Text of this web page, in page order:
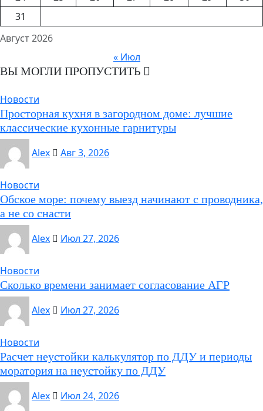
Август 2026
31
« Июл
ВЫ МОГЛИ ПРОПУСТИТЬ
Новости
Просторная кухня в загородном доме: лучшие
классические кухонные гарнитуры
Alex
Авг 3, 2026
Новости
Обское море: почему выезд начинают с проводника,
а не со снасти
Alex
Июл 27, 2026
Новости
Сколько времени занимает согласование АГР
Alex
Июл 27, 2026
Новости
Расчет неустойки калькулятор по ДДУ и периоды
моратория на неустойку по ДДУ
Alex
Июл 24, 2026